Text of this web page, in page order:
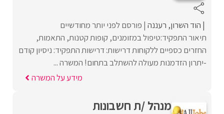
הוד השרון רעננה פורסם לפני יותר מחודשיים
תיאור התפקיד:טיפול במזומנים, קופות קטנות, התאמות,
החזרים כספיים ללקוחות דרישות: דרישות התפקיד: ניסיון קודם
-יתרון הזדמנות מעולה להשתלב בתחום! המשרה ...
מידע על המשרה
מנהל /ת חשבונות